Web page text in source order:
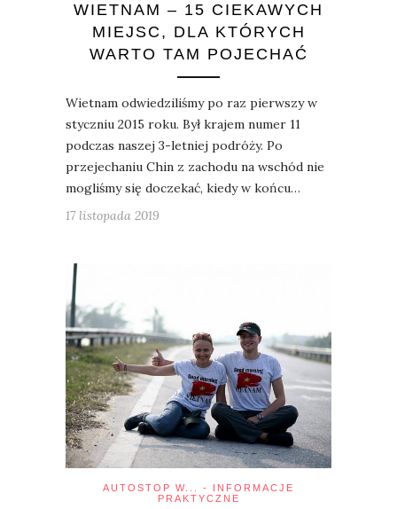
WIETNAM – 15 CIEKAWYCH
MIEJSC, DLA KTÓRYCH
WARTO TAM POJECHAĆ
Wietnam odwiedziliśmy po raz pierwszy w
styczniu 2015 roku. Był krajem numer 11
podczas naszej 3-letniej podróży. Po
przejechaniu Chin z zachodu na wschód nie
mogliśmy się doczekać, kiedy w końcu…
17 listopada 2019
AUTOSTOP W... - INFORMACJE
PRAKTYCZNE